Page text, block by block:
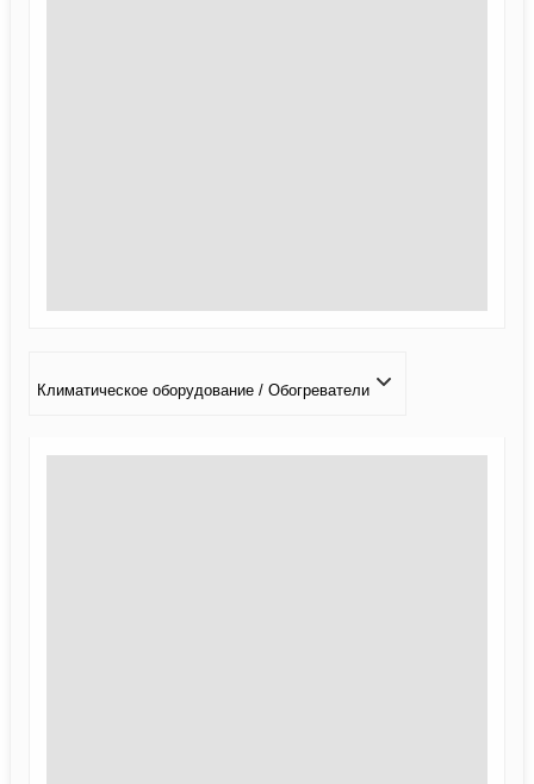
Климатичeское оборудование / Обогреватели